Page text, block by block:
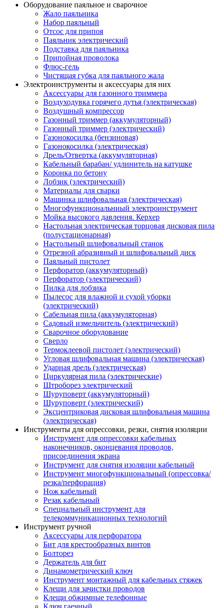
Оборудование паяльное и сварочное
Жало паяльника
Набор паяльный
Отсос для припоя
Паяльник электрический
Подставка для паяльника
Припойная проволока
Флюс-гель
Чистящая губка для паяльного жала
Электроинструменты и аксессуары для них
Аксессуары для газонного триммера
Воздуходувка горячего дутья (электрическая)
Воздушный компрессор
Газонный триммер (аккумуляторный)
Газонный триммер (электрический)
Газонокосилка (бензиновая)
Газонокосилка (электрическая)
Дрель/Отвертка (аккумуляторная)
Кабельный барабан/ удлинитель на катушке
Коронка по бетону
Лобзик (электрический)
Материалы для сварки
Машинка шлифовальная (электрическая)
Многофункциональниый электроинструмент
Мойка высокого давления. Керхер
Настольная электрическая торцовая дисковая пила
(полустационарная)
Настольный шлифовальный станок
Отрезной абразивный и шлифовальный диск
Паяльный пистолет
Перфоратор (аккумуляторный)
Перфоратор (электрический)
Пилка для лобзика
Пылесос для влажной и сухой уборки
(электрический)
Сабельная пила (аккумуляторная)
Садовый измельчитель (электрический)
Сварочное оборудование
Сверло
Термоклеевой пистолет (электрический)
Угловая шлифовальная машина (электрическая)
Ударная дрель (электрическая)
Циркулярная пила (электрические)
Штроборез электрический
Шуруповерт (аккумуляторный)
Шуруповерт (электрический)
Эксцентриковая дисковая шлифовальная машина
(электрическая)
Инструменты для опрессовки, резки, снятия изоляции
Инструмент для опрессовки кабельных
наконечников, оконцевания проводов,
присоединения экрана
Инструмент для снятия изоляции кабельный
Инструмент многофункциональный (опрессовка/
резка/перфорация)
Нож кабельный
Резак кабельный
Специальный инструмент для
телекоммуникационных технологий
Инструмент ручной
Аксессуары для перфоратора
Бит для крестообразных винтов
Болторез
Держатель для бит
Динамометрический ключ
Инструмент монтажный для кабельных стяжек
Клещи для зачистки проводов
Клещи обжимные телефонные
Ключ гаечный